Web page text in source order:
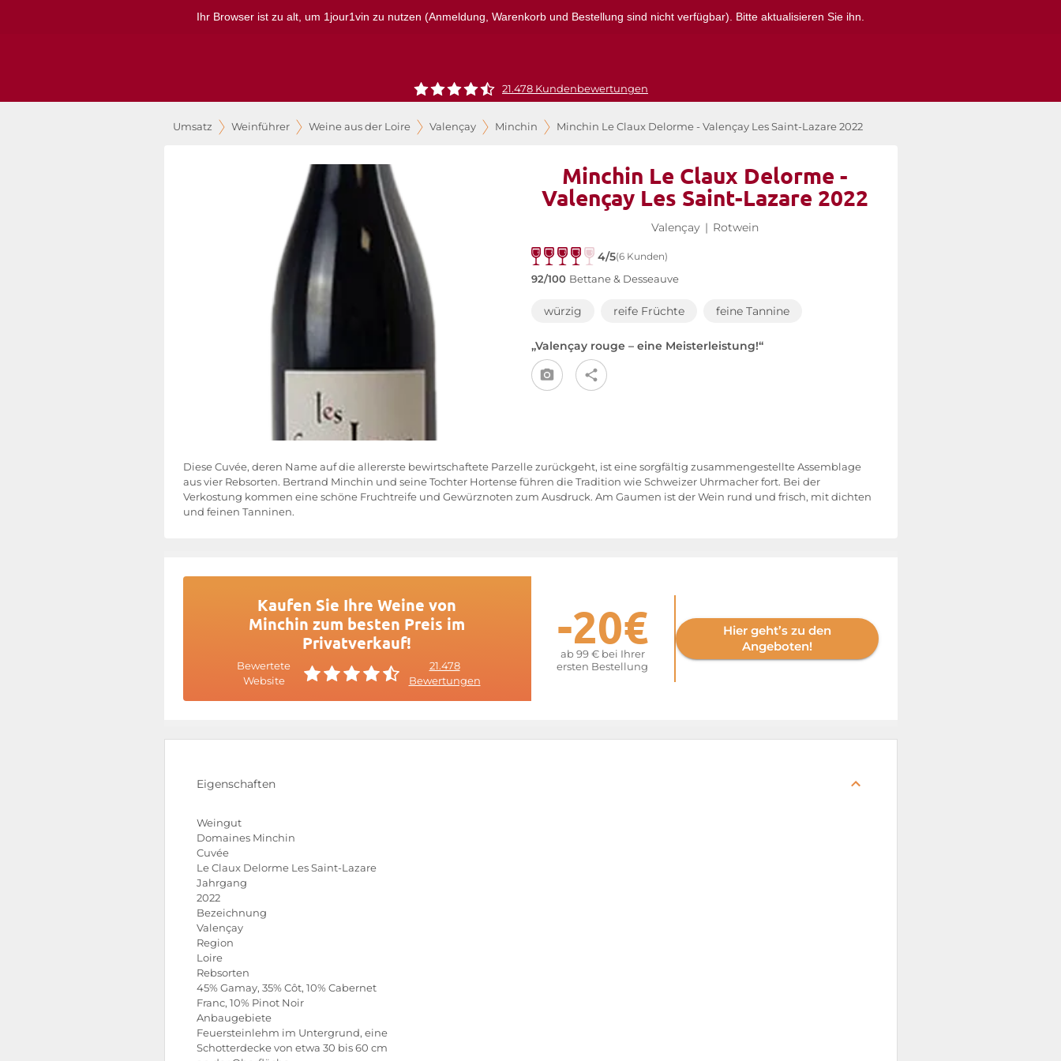
Ihr Browser ist zu alt, um 1jour1vin zu nutzen (Anmeldung, Warenkorb und Bestellung sind nicht verfügbar). Bitte aktualisieren Sie ihn.
21.478 Kundenbewertungen
Umsatz Weinführer Weine aus der Loire Valençay Minchin Minchin Le Claux Delorme - Valençay Les Saint-Lazare 2022
Minchin Le Claux Delorme -
Valençay Les Saint-Lazare 2022
Valençay | Rotwein
4/5(6 Kunden)
92/100 Bettane & Desseauve
würzig reife Früchte feine Tannine
„Valençay rouge – eine Meisterleistung!“
Diese Cuvée, deren Name auf die allererste bewirtschaftete Parzelle zurückgeht, ist eine sorgfältig zusammengestellte Assemblage
aus vier Rebsorten. Bertrand Minchin und seine Tochter Hortense führen die Tradition wie Schweizer Uhrmacher fort. Bei der
Verkostung kommen eine schöne Fruchtreife und Gewürznoten zum Ausdruck. Am Gaumen ist der Wein rund und frisch, mit dichten
und feinen Tanninen.
Kaufen Sie Ihre Weine von
Minchin zum besten Preis im
Privatverkauf!
Bewertete
Website
21.478
Bewertungen
-20€
ab 99 € bei Ihrer
ersten Bestellung
Hier geht’s zu den
Angeboten!
Eigenschaften
Weingut
Domaines Minchin
Cuvée
Le Claux Delorme Les Saint-Lazare
Jahrgang
2022
Bezeichnung
Valençay
Region
Loire
Rebsorten
45% Gamay, 35% Côt, 10% Cabernet
Franc, 10% Pinot Noir
Anbaugebiete
Feuersteinlehm im Untergrund, eine
Schotterdecke von etwa 30 bis 60 cm